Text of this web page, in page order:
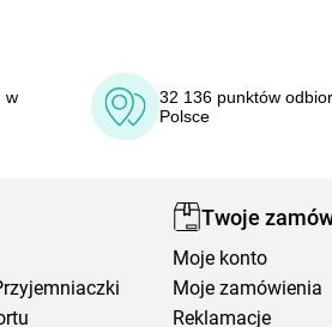
w
32 136 punktów
Polsce
Twoje
Moje konto
Moje zamówienia
Reklamacje